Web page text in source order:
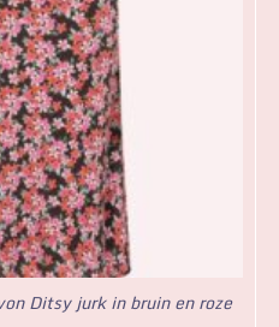
Ditsy jurk in bruin en roze